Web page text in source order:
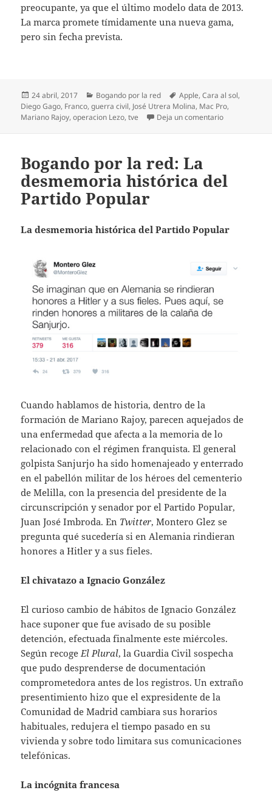
preocupante, ya que el último modelo data de 2013.
La marca promete tímidamente una nueva gama,
pero sin fecha prevista.
Publicado
el
24 abril, 2017 Categorías
Bogando por la red Etiquetas
Apple,Cara al sol,
Diego Gago, Franco,guerra civil, José Utrera Molina, Mac Pro,
Mariano Rajoy,operacion Lezo,tve Deja un comentarioen Bogando
Bogando por la red: La
desmemoria histórica del
Partido Popular
La desmemoria histórica del Partido Popular
Cuando hablamos de historia, dentro de la
formación de Mariano Rajoy, parecen aquejados de
una enfermedad que afecta a la memoria de lo
relacionado con el régimen franquista. El general
golpista Sanjurjo ha sido homenajeado y enterrado
en el pabellón militar de los héroes del cementerio
de Melilla, con la presencia del presidente de la
circunscripción y senador por el Partido Popular,
Juan José Imbroda. En Twitter, Montero Glez se
pregunta qué sucedería si en Alemania rindieran
honores a Hitler y a sus fieles.
El chivatazo a Ignacio González
El curioso cambio de hábitos de Ignacio González
hace suponer que fue avisado de su posible
detención, efectuada finalmente este miércoles.
Según recogeEl Plural, la Guardia Civil sospecha
que pudo desprenderse de documentación
comprometedora antes de los registros. Un extraño
presentimiento hizo que el expresidente de la
Comunidad de Madrid cambiara sus horarios
habituales, redujera el tiempo pasado en su
vivienda y sobre todo limitara sus comunicaciones
telefónicas.
La incógnita francesa